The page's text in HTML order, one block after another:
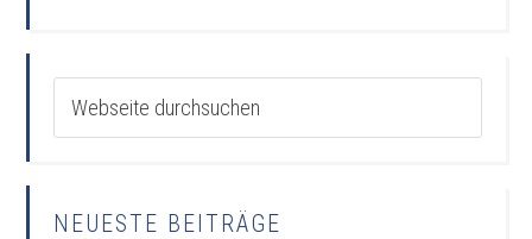
NEUESTE BEITRÄGE